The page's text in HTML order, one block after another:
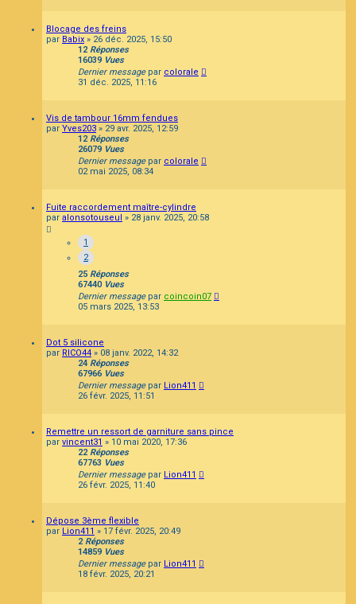
Blocage des freins
par Babix » 26 déc. 2025, 15:50
12Réponses
16039 Vues
Dernier message par colorale
31 déc. 2025, 11:16
Vis de tambour 16mm fendues
par Yves203 » 29 avr. 2025, 12:59
12Réponses
26079 Vues
Dernier message par colorale
02 mai 2025, 08:34
Fuite raccordement maître-cylindre
par alonsotouseul » 28 janv. 2025, 20:58
1
2
25 Réponses
67440 Vues
Dernier message par coincoin07
05 mars 2025, 13:53
Dot 5 silicone
par RICO44 » 08 janv. 2022, 14:32
24 Réponses
67966 Vues
Dernier message par Lion411
26 févr. 2025, 11:51
Remettre un ressort de garniture sans pince
par vincent31 » 10 mai 2020, 17:36
22Réponses
67763 Vues
Dernier message par Lion411
26 févr. 2025, 11:40
Dépose 3ème flexible
par Lion411 » 17 févr. 2025, 20:49
2Réponses
14859 Vues
Dernier message par Lion411
18 févr. 2025, 20:21